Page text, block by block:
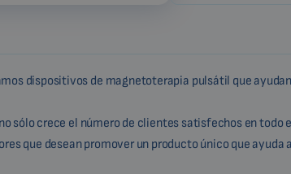
dispositivos de magnetoterapia pulsátil que
sólo crece el número de clientes satisfechos en todo
que desean promover un producto único que ayuda